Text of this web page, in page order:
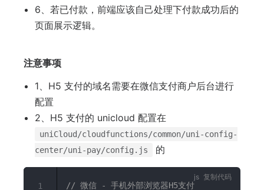
6、若已付款，前端应该自己处理下付款成功后的
页面展示逻辑。
注意事项
1、H5 支付的域名需要在微信支付商户后台进行
配置
2、H5 支付的 unicloud 配置在
uniCloud/cloudfunctions/common/uni-config-
center/uni-pay/config.js
的
// 微信 - 手机外部浏览器H5支付
1
复制代码